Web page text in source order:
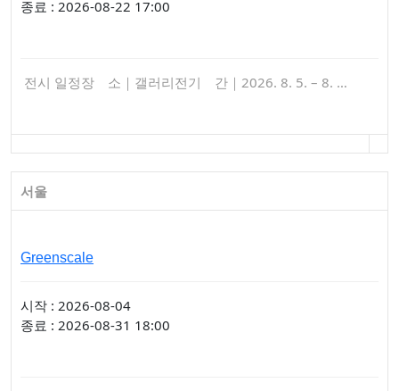
종료 : 2026-08-22 17:00
전시 일정장 소｜갤러리전기 간｜2026. 8. 5. – 8. …
서울
Greenscale
시작 : 2026-08-04
종료 : 2026-08-31 18:00